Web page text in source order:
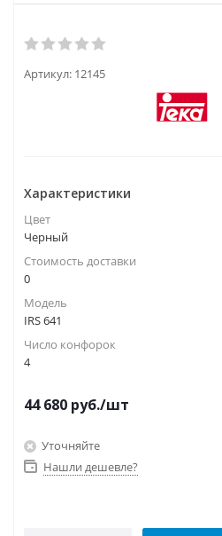
Артикул: 12145
Характеристики
Цвет
Черный
Стоимость доставки
0
Модель
IRS 641
Число конфорок
4
44 680 руб./шт
Уточняйте
Нашли дешевле?